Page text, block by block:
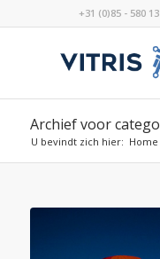
+31 (0)85 - 580
Archief voor
U bevindt zich hier: Home